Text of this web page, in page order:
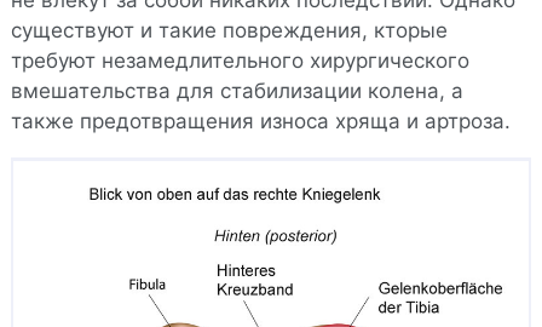
существуют и такие повреждения, кторые
требуют незамедлительного хирургического
вмешательства для стабилизации колена, а
также предотвращения износа хряща и артроза.